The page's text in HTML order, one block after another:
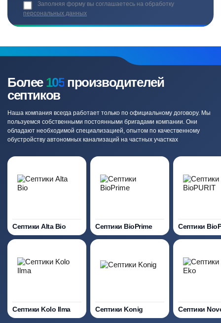
Заполняя форму вы соглашаетесь на обработку
персональных данных
Более 105 производителей
септиков
Наша компания всегда работает только по официальному договору. Мы
пользуемся собственными постоянными бригадами компании. Они
обладают необходимой специализацией, опытом по качественному
обустройству автономных канализаций на частных участках
Септики Alta Bio Септики BioPrime Септики
Септики Kolo Ilma Септики Konig Септики